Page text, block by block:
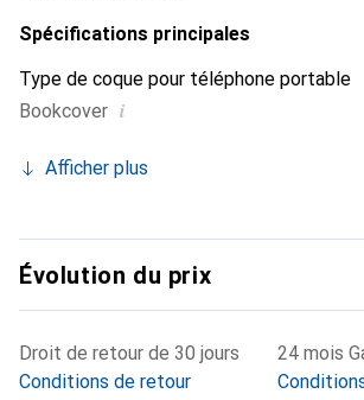
Spécifications principales
Type de coque pour téléphone portable
Bookcover i
Afficher plus
Évolution du prix
Droit de retour de 30 jours
Conditions de retour
24 mois